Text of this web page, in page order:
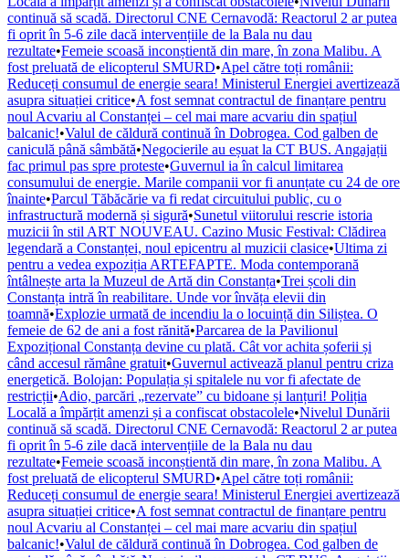
continuă să scadă. Directorul CNE Cernavodă: Reactorul 2 ar putea
fi oprit în 5-6 zile dacă intervențiile de la Bala nu dau
rezultate•Femeie scoasă inconștientă din mare, în zona Malibu. A
fost preluată de elicopterul SMURD•Apel către toți românii:
Reduceți consumul de energie seara! Ministerul Energiei avertizează
asupra situației critice•A fost semnat contractul de finanțare pentru
noul Acvariu al Constanței – cel mai mare acvariu din spațiul
balcanic!•Valul de căldură continuă în Dobrogea. Cod galben de
caniculă până sâmbătă•Negocierile au eșuat la CT BUS. Angajații
fac primul pas spre proteste•Guvernul ia în calcul limitarea
consumului de energie. Marile companii vor fi anunțate cu 24 de ore
înainte•Parcul Tăbăcărie va fi redat circuitului public, cu o
infrastructură modernă și sigură•Sunetul viitorului rescrie istoria
muzicii în stil ART NOUVEAU. Cazino Music Festival: Clădirea
legendară a Constanței, noul epicentru al muzicii clasice•Ultima zi
pentru a vedea expoziția ARTEFAPTE. Moda contemporană
întâlnește arta la Muzeul de Artă din Constanța•Trei școli din
Constanța intră în reabilitare. Unde vor învăța elevii din
toamnă•Explozie urmată de incendiu la o locuință din Siliștea. O
femeie de 62 de ani a fost rănită•Parcarea de la Pavilionul
Expozițional Constanța devine cu plată. Cât vor achita șoferii și
când accesul rămâne gratuit•Guvernul activează planul pentru criza
energetică. Bolojan: Populația și spitalele nu vor fi afectate de
restricții•Adio, parcări „rezervate” cu bidoane și lanțuri! Poliția
Locală a împărțit amenzi și a confiscat obstacolele•Nivelul Dunării
continuă să scadă. Directorul CNE Cernavodă: Reactorul 2 ar putea
fi oprit în 5-6 zile dacă intervențiile de la Bala nu dau
rezultate•Femeie scoasă inconștientă din mare, în zona Malibu. A
fost preluată de elicopterul SMURD•Apel către toți românii:
Reduceți consumul de energie seara! Ministerul Energiei avertizează
asupra situației critice•A fost semnat contractul de finanțare pentru
noul Acvariu al Constanței – cel mai mare acvariu din spațiul
balcanic!•Valul de căldură continuă în Dobrogea. Cod galben de